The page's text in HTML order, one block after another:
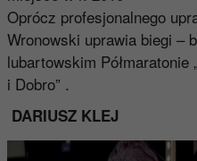
Oprócz profesjonalnego
Wronowski uprawia biegi –
lubartowskim Półmaratonie
i Dobro” .
DARIUSZ KLEJ